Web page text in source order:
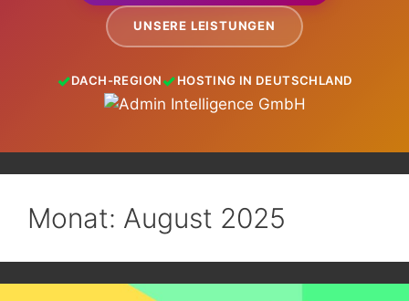
UNSERE LEISTUNGEN
DACH-REGION HOSTING IN DEUTSCHLAND
Monat: August 2025